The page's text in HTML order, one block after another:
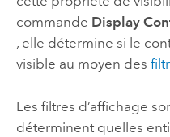
commande Display
, elle détermine si le
visible au moyen des
Les filtres d’affichage
déterminent quelles